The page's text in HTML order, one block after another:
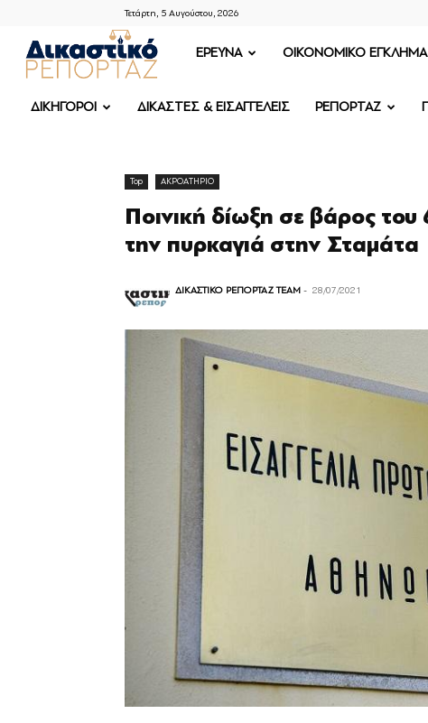
Τετάρτη, 5 Αυγούστου, 2026
ΔΙΚΑΣΤΙΚΟ
ΡΕΠΟΡΤΑΖ
ΕΡΕΥΝΑ OIKONOMIKO ΕΓΚΛΗΜΑ
ΔΙΚΗΓΟΡΟΙ ΔΙΚΑΣΤΕΣ & ΕΙΣΑΓΓΕΛΕΙΣ ΡΕΠΟΡΤΑΖ
Top ΑΚΡΟΑΤΗΡΙΟ
Ποινική δίωξη σε βάρος
την πυρκαγιά στην Σταμάτα
ΔΙΚΑΣΤΙΚΟ ΡΕΠΟΡΤΑΖ TEAM - 28/07/2021